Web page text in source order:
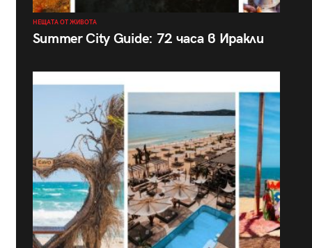
НЕЩАТА ОТ ЖИВОТА
Summer City Guide: 72 часа в Иракли